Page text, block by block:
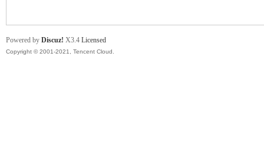
Powered by Discuz! X3.4 Licensed
Copyright © 2001-2021, Tencent Cloud.